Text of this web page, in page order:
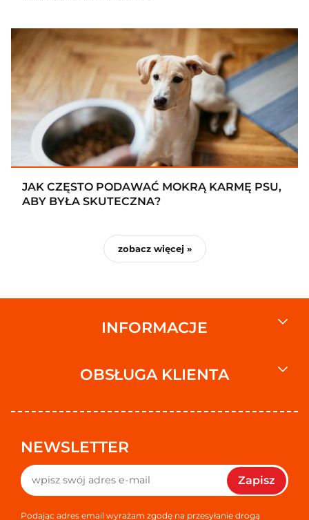
JAK CZĘSTO PODAWAĆ MOKRĄ KARMĘ PSU,
ABY BYŁA SKUTECZNA?
zobacz więcej »
INFORMACJE
OBSŁUGA KLIENTA
NEWSLETTER
Zapisz
Podając adres email wyrażam zgodę na przesyłanie drogą